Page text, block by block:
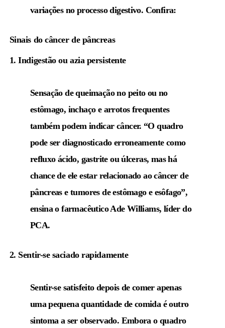
variações no processo digestivo. Confira:
Sinais do câncer de pâncreas
1. Indigestão ou azia persistente
Sensação de queimação no peito ou no
estômago, inchaço e arrotos frequentes
também podem indicar câncer. “O quadro
pode ser diagnosticado erroneamente como
refluxo ácido, gastrite ou úlceras, mas há
chance de ele estar relacionado ao câncer de
pâncreas e tumores de estômago e esôfago”,
ensina o farmacêutico Ade Williams, líder do
PCA.
2. Sentir-se saciado rapidamente
Sentir-se satisfeito depois de comer apenas
uma pequena quantidade de comida é outro
sintoma a ser observado. Embora o quadro